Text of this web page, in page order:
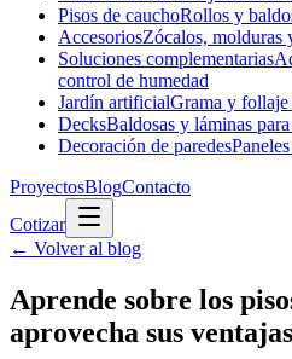
Pisos de cauchoRollos y
AccesoriosZócalos, molduras
Soluciones complementarias
control de humedad
Jardín artificialGrama y follaje
DecksBaldosas y láminas
Decoración de paredes
ProyectosBlogContacto
Cotizar
← Volver al blog
Aprende sobre los
aprovecha sus ventajas